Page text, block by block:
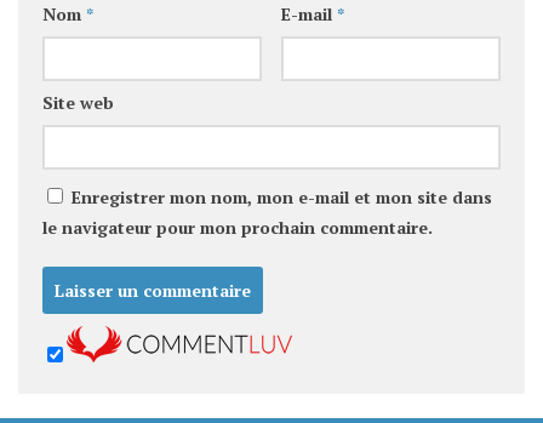
Nom * E-mail *
Site web
Enregistrer mon nom, mon e-mail et mon site dans
le navigateur pour mon prochain commentaire.